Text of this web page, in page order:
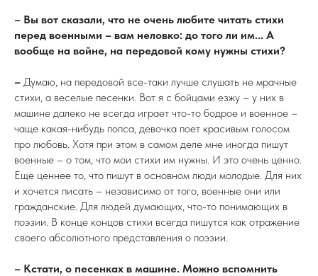
– Вы вот сказали, что не очень любите читать стихи
перед военными – вам неловко: до того ли им... А
вообще на войне, на передовой кому нужны стихи?
– Думаю, на передовой все-таки лучше слушать не мрачные
стихи, а веселые песенки. Вот я с бойцами езжу – у них в
машине далеко не всегда играет что-то бодрое и военное –
чаще какая-нибудь попса, девочка поет красивым голосом
про любовь. Хотя при этом в самом деле мне иногда пишут
военные – о том, что мои стихи им нужны. И это очень ценно.
Еще ценнее то, что пишут в основном люди молодые. Для них
и хочется писать – независимо от того, военные они или
гражданские. Для людей думающих, что-то понимающих в
поэзии. В конце концов стихи всегда пишутся как отражение
своего абсолютного представления о поэзии.
– Кстати, о песенках в машине. Можно вспомнить